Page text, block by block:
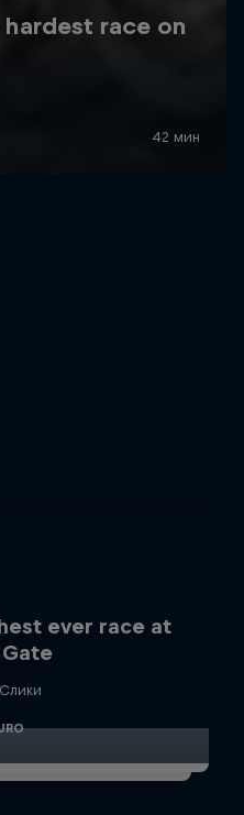
ever race at
Gate